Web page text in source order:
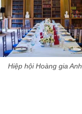
Hiệp hội Hoàng gia Anh